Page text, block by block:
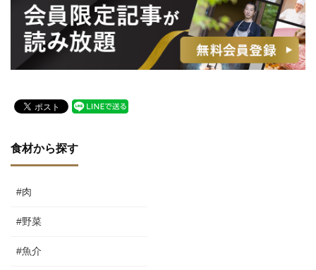
食材から探す
#肉
#野菜
#魚介